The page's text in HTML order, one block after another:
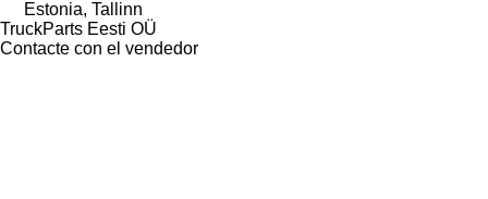
Estonia, Tallinn
TruckParts Eesti OÜ
Contacte con el vendedor